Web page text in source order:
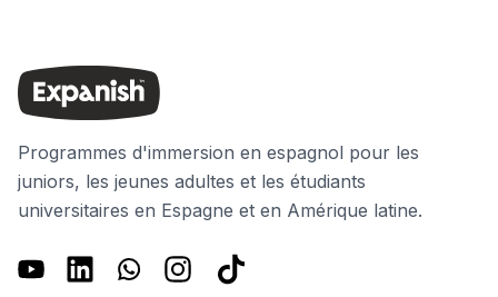
Programmes d'immersion en espagnol pour les
juniors, les jeunes adultes et les étudiants
universitaires en Espagne et en Amérique latine.